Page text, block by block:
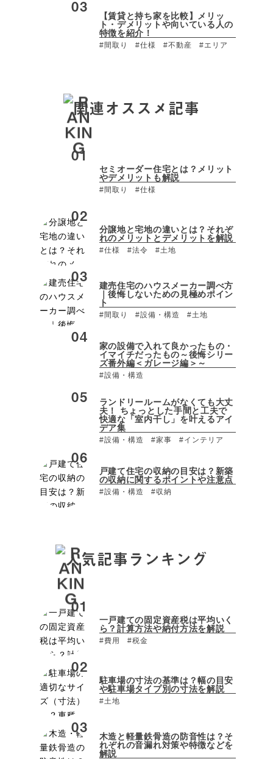
【賃貸と持ち家を比較】メリッ
ト・デメリットや向いている人の
特徴を紹介！
#間取り #仕様 #不動産 #エリア
関連オススメ記事
セミオーダー住宅とは？メリット
やデメリットも解説
#間取り #仕様
分譲地と宅地の違いとは？それぞ
れのメリットとデメリットを解説
#仕様 #法令 #土地
建売住宅のハウスメーカー調べ方
｜後悔しないための見極めポイン
ト
#間取り #設備・構造 #土地
家の設備で入れて良かったもの・
イマイチだったもの～後悔シリー
ズ番外編＜ガレージ編＞～
#設備・構造
ランドリールームがなくても大丈
夫！ ちょっとした手間と工夫で
快適な「室内干し」を叶えるアイ
デア集
#設備・構造 #家事 #インテリア
戸建て住宅の収納の目安は？新築
の収納に関するポイントや注意点
#設備・構造 #収納
人気記事ランキング
一戸建ての固定資産税は平均いく
ら？計算方法や納付方法を解説
#費用 #税金
駐車場の寸法の基準は？幅の目安
や駐車場タイプ別の寸法を解説
#土地
木造と軽量鉄骨造の防音性は？そ
れぞれの音漏れ対策や特徴などを
解説